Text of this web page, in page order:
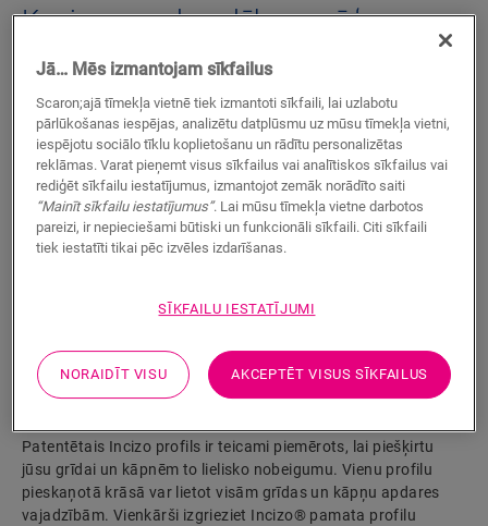
Kanjona ozols pelēks ar zāģa
pēdām
Skaista apdare
Jūsu vinila grīdai
Krāsas pieskaņotas jūsu grīdai
Ņemiet vērā izplešanās savienojumus
Izstrādājuma parametri
Patentētais Incizo profils ir teicami piemērots, lai piešķirtu
jūsu grīdai un kāpnēm to lielisko nobeigumu. Vienu profilu
pieskaņotā krāsā var lietot visām grīdas un kāpņu apdares
vajadzībām. Vienkārši izgrieziet Incizo® pamata profilu
Jā… Mēs izmantojam sīkfailus
Scaron;ajā tīmekļa vietnē tiek izmantoti sīkfaili, lai uzlabotu
pārlūkošanas iespējas, analizētu datplūsmu uz mūsu tīmekļa vietni,
iespējotu sociālo tīklu koplietošanu un rādītu personalizētas
reklāmas. Varat pieņemt visus sīkfailus vai analītiskos sīkfailus vai
rediģēt sīkfailu iestatījumus, izmantojot zemāk norādīto saiti
“Mainīt sīkfailu iestatījumus”. Lai mūsu tīmekļa vietne darbotos
pareizi, ir nepieciešami būtiski un funkcionāli sīkfaili. Citi sīkfaili
tiek iestatīti tikai pēc izvēles izdarīšanas.
SĪKFAILU IESTATĪJUMI
NORAIDĪT VISU AKCEPTĒT VISUS SĪKFAILUS